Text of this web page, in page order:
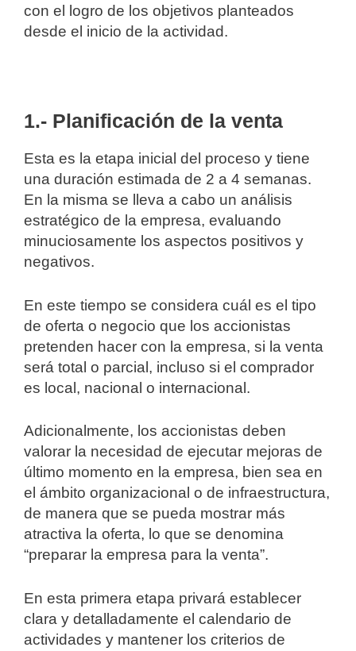
con el logro de los objetivos planteados
desde el inicio de la actividad.
1.- Planificación de la venta
Esta es la etapa inicial del proceso y tiene
una duración estimada de 2 a 4 semanas.
En la misma se lleva a cabo un análisis
estratégico de la empresa, evaluando
minuciosamente los aspectos positivos y
negativos.
En este tiempo se considera cuál es el tipo
de oferta o negocio que los accionistas
pretenden hacer con la empresa, si la venta
será total o parcial, incluso si el comprador
es local, nacional o internacional.
Adicionalmente, los accionistas deben
valorar la necesidad de ejecutar mejoras de
último momento en la empresa, bien sea en
el ámbito organizacional o de infraestructura,
de manera que se pueda mostrar más
atractiva la oferta, lo que se denomina
“preparar la empresa para la venta”.
En esta primera etapa privará establecer
clara y detalladamente el calendario de
actividades y mantener los criterios de